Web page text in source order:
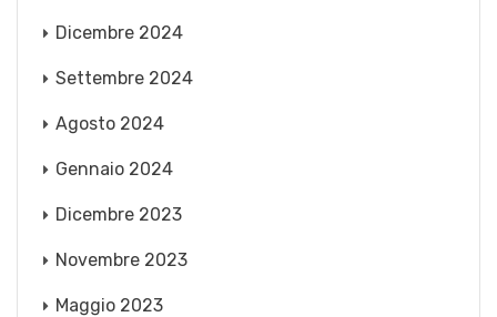
Dicembre 2024
Settembre 2024
Agosto 2024
Gennaio 2024
Dicembre 2023
Novembre 2023
Maggio 2023